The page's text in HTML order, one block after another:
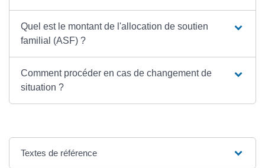
Quel est le montant de l'allocation de soutien
familial (ASF) ?
Comment procéder en cas de changement de
situation ?
Textes de référence